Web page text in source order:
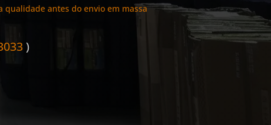
qualidade antes do envio em massa
)